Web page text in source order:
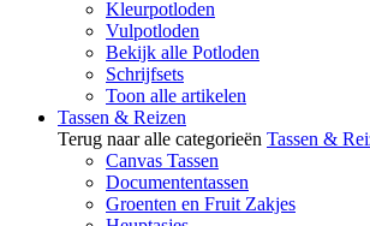
Kleurpotloden
Vulpotloden
Bekijk alle Potloden
Schrijfsets
Toon alle artikelen
Tassen & Reizen
Terug naar alle categorieën Tassen &
Canvas Tassen
Documententassen
Groenten en Fruit Zakjes